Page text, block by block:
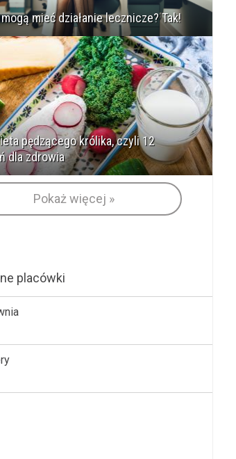
mieć działanie lecznicze? Tak!
pędzącego królika, czyli 12
dla zdrowia
Pokaż więcej »
placówki